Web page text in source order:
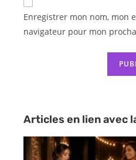
Enregistrer mon nom, mon
navigateur pour mon
Articles en lien avec